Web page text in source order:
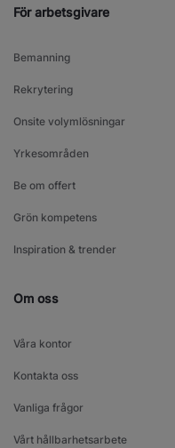
För arbetsgivare
Bemanning
Rekrytering
Onsite volymlösningar
Yrkesområden
Be om offert
Grön kompetens
Inspiration & trender
Om oss
Våra kontor
Kontakta oss
Vanliga frågor
Vårt hållbarhetsarbete